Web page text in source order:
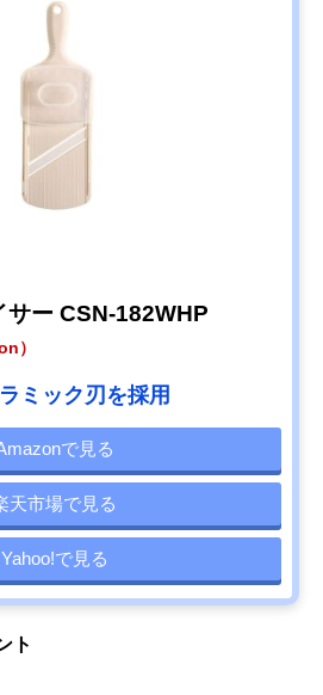
サー CSN-182WHP
）
ミック刃を採用
で見る
天市場で見る
Yahoo!で見る
ト